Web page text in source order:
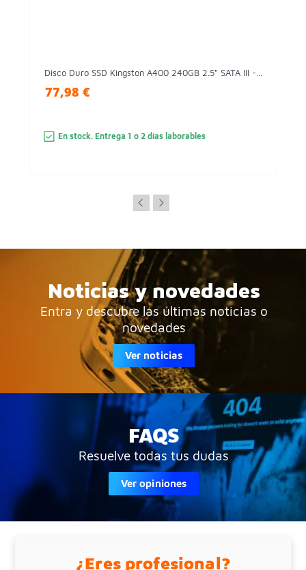
Disco Duro SSD Kingston A400 240GB 2.5" SATA III -...
77,98 €
En stock. Entrega 1 o 2 días laborables
Noticias y novedades
Entra y descubre las últimas noticias o
novedades
Ver noticias
FAQS
Resuelve todas tus dudas
Ver opiniones